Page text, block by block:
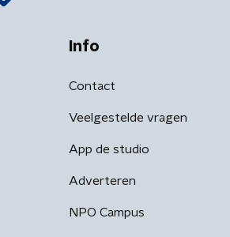
Info
Contact
Veelgestelde vragen
App de studio
Adverteren
NPO Campus